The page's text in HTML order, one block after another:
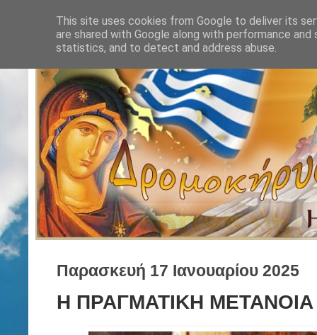
Παρασκευή 17 Ιανουαρίου 2025
Η ΠΡΑΓΜΑΤΙΚΗ
This site uses cookies from Google to deliver its
are shared with Google along with performance
statistics, and to detect and address abuse.